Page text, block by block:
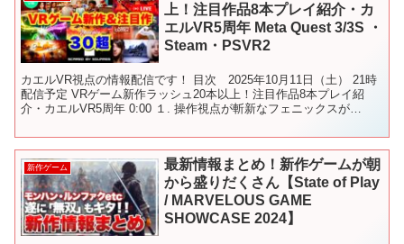
上！注目作品8本プレイ紹介・カ
エルVR5周年 Meta Quest 3/3S ・
Steam・PSVR2
カエルVR視点の情報配信です！ 目次 2025年10月11日（土） 21時
配信予定 VRゲーム新作ラッシュ20本以上！注目作品8本プレイ紹
介・カエルVR5周年 0:00 １. 操作視点が斬新なフェニックスが
新作ゲーム
最新情報まとめ！新作ゲームが朝
から盛りだくさん【State of Play
/ MARVELOUS GAME
SHOWCASE 2024】